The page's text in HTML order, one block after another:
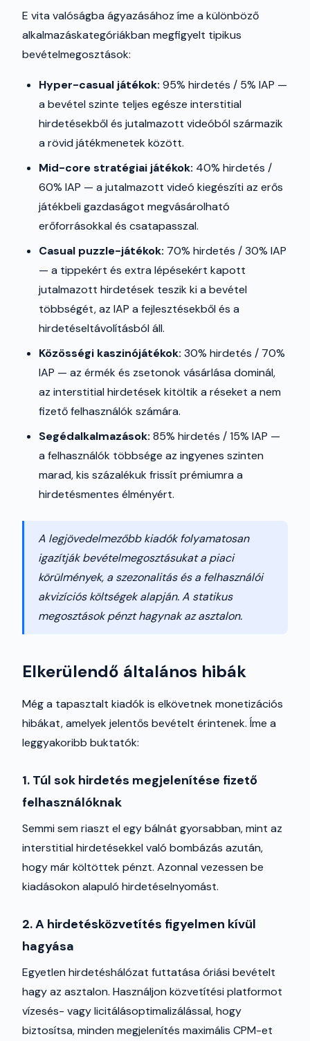
E vita valóságba ágyazásához íme a különböző
alkalmazáskategóriákban megfigyelt tipikus
bevételmegosztások:
Hyper-casual játékok: 95% hirdetés / 5% IAP —
a bevétel szinte teljes egésze interstitial
hirdetésekből és jutalmazott videóból származik
a rövid játékmenetek között.
Mid-core stratégiai játékok: 40% hirdetés /
60% IAP — a jutalmazott videó kiegészíti az erős
játékbeli gazdaságot megvásárolható
erőforrásokkal és csatapasszal.
Casual puzzle-játékok: 70% hirdetés / 30% IAP
— a tippekért és extra lépésekért kapott
jutalmazott hirdetések teszik ki a bevétel
többségét, az IAP a fejlesztésekből és a
hirdetéseltávolításból áll.
Közösségi kaszinójátékok: 30% hirdetés / 70%
IAP — az érmék és zsetonok vásárlása dominál,
az interstitial hirdetések kitöltik a réseket a nem
fizető felhasználók számára.
Segédalkalmazások: 85% hirdetés / 15% IAP —
a felhasználók többsége az ingyenes szinten
marad, kis százalékuk frissít prémiumra a
hirdetésmentes élményért.
A legjövedelmezőbb kiadók folyamatosan
igazítják bevételmegosztásukat a piaci
körülmények, a szezonalitás és a felhasználói
akvizíciós költségek alapján. A statikus
megosztások pénzt hagynak az asztalon.
Elkerülendő általános hibák
Még a tapasztalt kiadók is elkövetnek monetizációs
hibákat, amelyek jelentős bevételt érintenek. Íme a
leggyakoribb buktatók:
1. Túl sok hirdetés megjelenítése fizető
felhasználóknak
Semmi sem riaszt el egy bálnát gyorsabban, mint az
interstitial hirdetésekkel való bombázás azután,
hogy már költöttek pénzt. Azonnal vezessen be
kiadásokon alapuló hirdetéselnyomást.
2. A hirdetésközvetítés figyelmen kívül
hagyása
Egyetlen hirdetéshálózat futtatása óriási bevételt
hagy az asztalon. Használjon közvetítési platformot
vízesés- vagy licitálásoptimalizálással, hogy
biztosítsa, minden megjelenítés maximális CPM-et